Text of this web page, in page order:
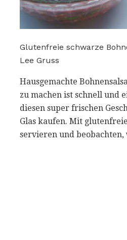
Glutenfreie schwarze
Lee Gruss
Hausgemachte
zu machen ist schnell und
diesen super frischen
Glas kaufen. Mit
servieren und